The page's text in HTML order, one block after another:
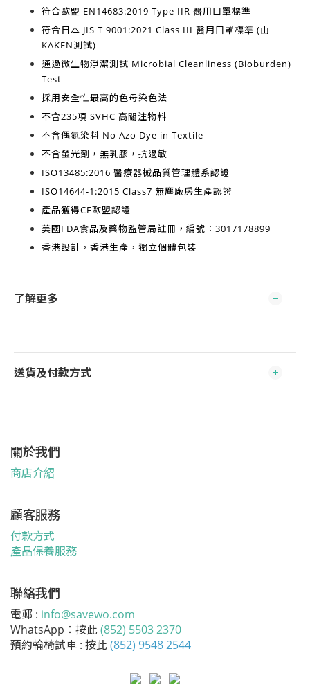
符合歐盟 EN14683:2019 Type IIR 醫用口罩標準
符合日本 JIS T 9001:2021 Class III 醫用口罩標準 (由
KAKEN測試)
通過微生物淨潔測試 Microbial Cleanliness (Bioburden)
Test
採用安全性最高的色母染色法
不含235項 SVHC 高關注物料
不含偶氮染料 No Azo Dye in Textile
不含螢光劑，無乳膠，抗過敏
ISO13485:2016 醫療器械品質管理體系認證
ISO14644-1:2015 Class7 無塵廠房生產認證
產品獲得CE歐盟認證
美國FDA食品及藥物監管局註冊，編號：3017178899
香港設計，香港生產 ，獨立個體包裝
了解更多
送貨及付款方式
關於我們
商店介紹
顧客服務
付款方式
產品保養服務
聯絡我們
電郵 : info@savewo.com
WhatsApp：按此 (852) 5503 2370
預約輪椅試車 : 按此 (852) 9548 2544